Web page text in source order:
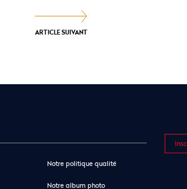
ARTICLE SUIVANT
Notre politique qualité
Notre album photo